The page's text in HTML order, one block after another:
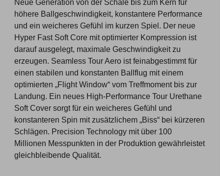
Neue Generation von der Schale bis zum Kern für
höhere Ballgeschwindigkeit, konstantere Performance
und ein weicheres Gefühl im kurzen Spiel. Der neue
Hyper Fast Soft Core mit optimierter Kompression ist
darauf ausgelegt, maximale Geschwindigkeit zu
erzeugen. Seamless Tour Aero ist feinabgestimmt für
einen stabilen und konstanten Ballflug mit einem
optimierten „Flight Window“ vom Treffmoment bis zur
Landung. Ein neues High-Performance Tour Urethane
Soft Cover sorgt für ein weicheres Gefühl und
konstanteren Spin mit zusätzlichem „Biss“ bei kürzeren
Schlägen. Precision Technology mit über 100
Millionen Messpunkten in der Produktion gewährleistet
gleichbleibende Qualität.